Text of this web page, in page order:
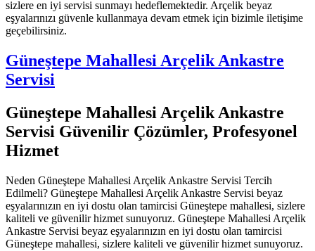
sizlere en iyi servisi sunmayı hedeflemektedir. Arçelik beyaz
eşyalarınızı güvenle kullanmaya devam etmek için bizimle iletişime
geçebilirsiniz.
Güneştepe Mahallesi Arçelik Ankastre
Servisi
Güneştepe Mahallesi Arçelik Ankastre
Servisi Güvenilir Çözümler, Profesyonel
Hizmet
Neden Güneştepe Mahallesi Arçelik Ankastre Servisi Tercih
Edilmeli? Güneştepe Mahallesi Arçelik Ankastre Servisi beyaz
eşyalarınızın en iyi dostu olan tamircisi Güneştepe mahallesi, sizlere
kaliteli ve güvenilir hizmet sunuyoruz. Güneştepe Mahallesi Arçelik
Ankastre Servisi beyaz eşyalarınızın en iyi dostu olan tamircisi
Güneştepe mahallesi, sizlere kaliteli ve güvenilir hizmet sunuyoruz.